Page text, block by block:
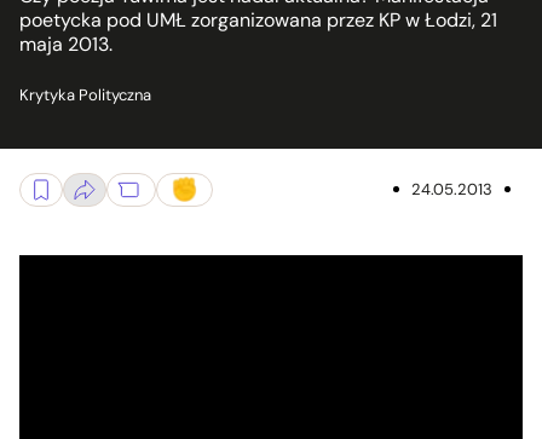
poetycka pod UMŁ zorganizowana przez KP w Łodzi, 21
maja 2013.
Krytyka Polityczna
24.05.2013